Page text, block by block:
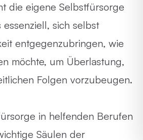
die eigene Selbstfürsorge
sich selbst
entgegenzubringen, wie
möchte, um Überlastung,
Folgen vorzubeugen.
in helfenden Berufen
Säulen der